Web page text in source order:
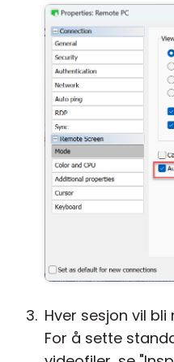
Hver sesjon vil
For å sette